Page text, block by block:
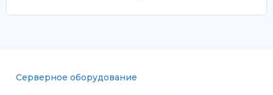
Серверное оборудование